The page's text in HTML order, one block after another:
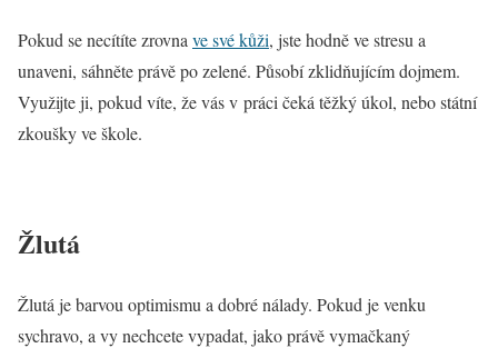
Pokud se necítíte zrovna ve své kůži, jste hodně ve stresu a
unaveni, sáhněte právě po zelené. Působí zklidňujícím dojmem.
Využijte ji, pokud víte, že vás v práci čeká těžký úkol, nebo státní
zkoušky ve škole.
Žlutá
Žlutá je barvou optimismu a dobré nálady. Pokud je venku
sychravo, a vy nechcete vypadat, jako právě vymačkaný